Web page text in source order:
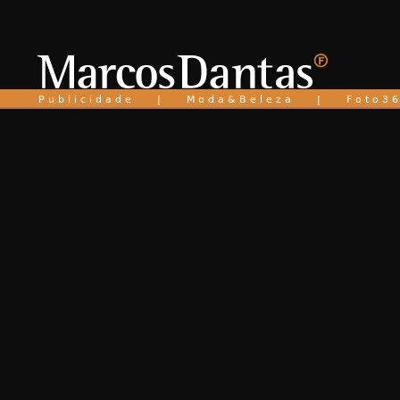
P u b l i c i d a d e | M o d a & B e l e z a | F o t o 3 6